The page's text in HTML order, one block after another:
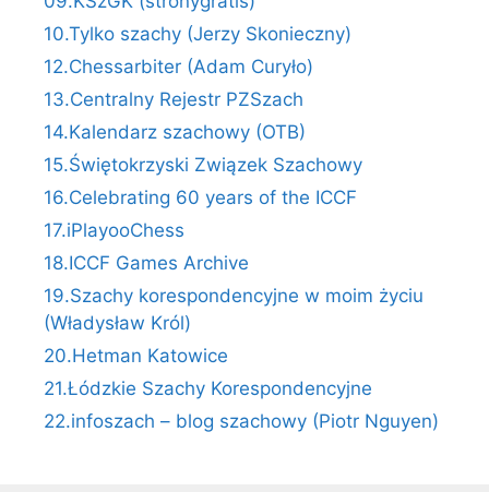
10.Tylko szachy (Jerzy Skonieczny)
12.Chessarbiter (Adam Curyło)
13.Centralny Rejestr PZSzach
14.Kalendarz szachowy (OTB)
15.Świętokrzyski Związek Szachowy
16.Celebrating 60 years of the ICCF
17.iPlayooChess
18.ICCF Games Archive
19.Szachy korespondencyjne w moim życiu
(Władysław Król)
20.Hetman Katowice
21.Łódzkie Szachy Korespondencyjne
22.infoszach – blog szachowy (Piotr Nguyen)